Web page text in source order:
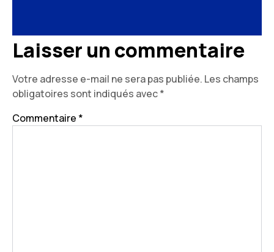
Laisser un commentaire
Votre adresse e-mail ne sera pas publiée. Les champs
obligatoires sont indiqués avec*
Commentaire *